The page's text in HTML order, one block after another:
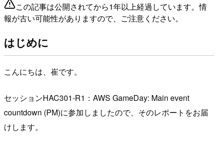
この記事は公開されてから1年以上経過しています。情
報が古い可能性がありますので、ご注意ください。
はじめに
こんにちは、崔です。
セッションHAC301-R1：AWS GameDay: Main event
countdown (PM)に参加しましたので、そのレポートをお届
けします。